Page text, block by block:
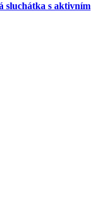
sluchátka s aktivním